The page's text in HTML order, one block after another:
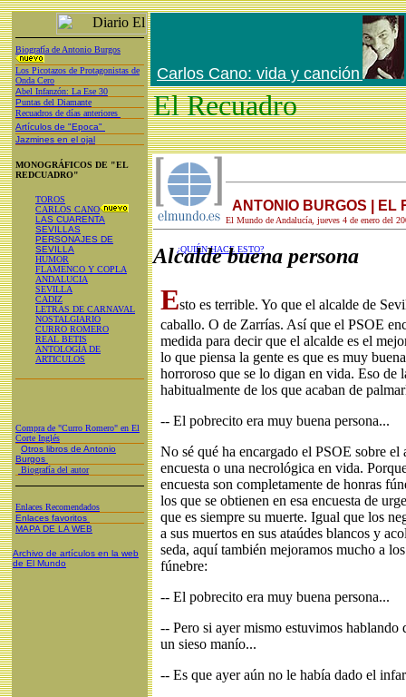
Biografía de Antonio Burgos
Los Picotazos de Protagonistas de
Onda Cero
Abel Infanzón: La Ese 30
Puntas del Diamante
Recuadros de días anteriores
Artículos de "Epoca"
Jazmines en el ojal
MONOGRÁFICOS DE "EL
REDCUADRO"
TOROS
CARLOS CANO
LAS CUARENTA
SEVILLAS
PERSONAJES DE
SEVILLA
HUMOR
FLAMENCO Y COPLA
ANDALUCIA
SEVILLA
CADIZ
LETRAS DE CARNAVAL
NOSTALGIARIO
CURRO ROMERO
REAL BETIS
ANTOLOGÍA DE
ARTICULOS
Compra de "Curro Romero" en El
Corte Inglés
Otros libros de Antonio
Burgos
Biografía del autor
Enlaces Recomendados
Enlaces favoritos
MAPA DE LA WEB
Archivo de artículos en la web
de El Mundo
Carlos Cano: vida y canción
El Recuadro
El Mundo de Andalucía, jueves 4 de enero del
¿QUIÉN HACE ESTO?
ANTONIO BURGOS | EL
Alcalde buena persona
Esto es terrible. Yo que el alcalde de
caballo. O de Zarrías. Así que el PSOE
medida para decir que el alcalde es el
lo que piensa la gente es que es muy
horroroso que se lo digan en vida. Eso de
habitualmente de los que acaban de
-- El pobrecito era muy buena persona...
No sé qué ha encargado el PSOE sobre el
encuesta o una necrológica en vida.
encuesta son completamente de honras
los que se obtienen en esa encuesta de
que es siempre su muerte. Igual que los
a sus muertos en sus ataúdes blancos y
seda, aquí también mejoramos mucho a
fúnebre:
-- El pobrecito era muy buena persona...
-- Pero si ayer mismo estuvimos hablando
un sieso manío...
-- Es que ayer aún no le había dado el